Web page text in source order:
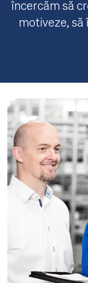
încercăm să
motiveze, să